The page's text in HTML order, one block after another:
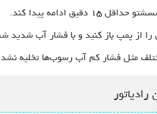
ادامه پیدا کند.
مثل فشار کم آب رسوب‌ها تخلیه